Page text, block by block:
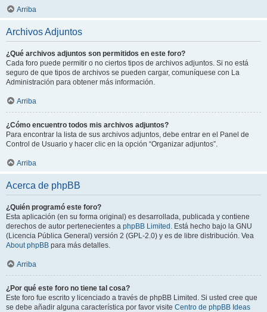
Arriba
Archivos Adjuntos
¿Qué archivos adjuntos son permitidos en este foro?
Cada foro puede permitir o no ciertos tipos de archivos adjuntos. Si no está
seguro de que tipos de archivos se pueden cargar, comuníquese con La
Administración para obtener más información.
Arriba
¿Cómo encuentro todos mis archivos adjuntos?
Para encontrar la lista de sus archivos adjuntos, debe entrar en el Panel de
Control de Usuario y hacer clic en la opción “Organizar adjuntos”.
Arriba
Acerca de phpBB
¿Quién programó este foro?
Esta aplicación (en su forma original) es desarrollada, publicada y contiene
derechos de autor pertenecientes a phpBB Limited . Está hecho bajo la GNU
(Licencia Pública General) versión 2 (GPL-2.0) y es de libre distribución. Vea
About phpBB para más detalles.
Arriba
¿Por qué este foro no tiene tal cosa?
Este foro fue escrito y licenciado a través de phpBB Limited. Si usted cree que
se debe añadir alguna característica por favor visite Centro de phpBB Ideas